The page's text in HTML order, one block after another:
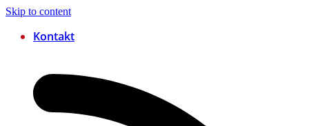
Skip to content
Kontakt